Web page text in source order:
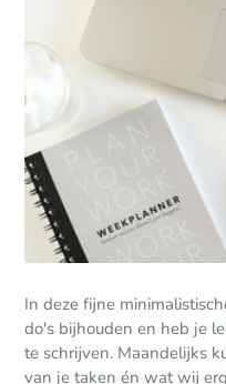
In deze fijne
do's bijhouden en heb je
te schrijven. Maandelijks
van je taken én wat wij